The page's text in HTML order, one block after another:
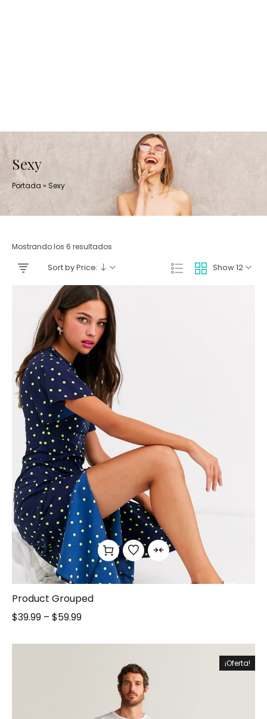
Sexy
Portada » Sexy
Mostrando los 6 resultados
Show 12
Sort by Price:
Product Grouped
$39.99 – $59.99
¡Oferta!